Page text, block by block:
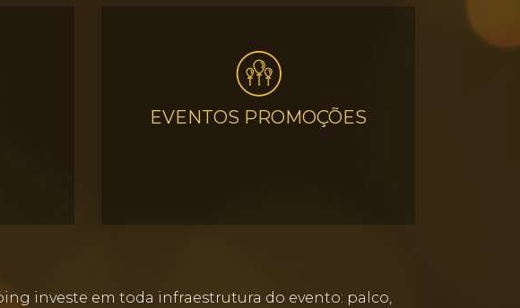
EVENTOS PROMOÇÕES
investe em toda infraestrutura do evento: palco,